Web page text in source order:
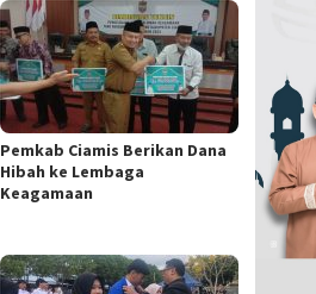
Pemkab Ciamis Berikan Dana
Hibah ke Lembaga
Keagamaan